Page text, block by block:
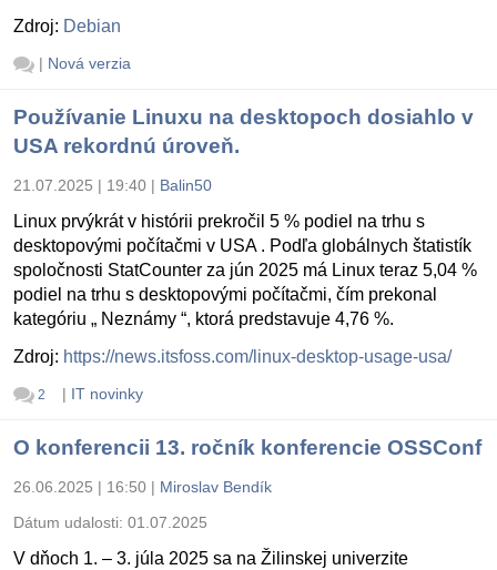
Zdroj: Debian
| Nová verzia
Používanie Linuxu na desktopoch dosiahlo v
USA rekordnú úroveň.
21.07.2025 | 19:40 | Balin50
Linux prvýkrát v histórii prekročil 5 % podiel na trhu s
desktopovými počítačmi v USA . Podľa globálnych štatistík
spoločnosti StatCounter za jún 2025 má Linux teraz 5,04 %
podiel na trhu s desktopovými počítačmi, čím prekonal
kategóriu „ Neznámy “, ktorá predstavuje 4,76 %.
Zdroj: https://news.itsfoss.com/linux-desktop-usage-usa/
2 | IT novinky
O konferencii 13. ročník konferencie OSSConf
26.06.2025 | 16:50 | Miroslav Bendík
Dátum udalosti: 01.07.2025
V dňoch 1. – 3. júla 2025 sa na Žilinskej univerzite